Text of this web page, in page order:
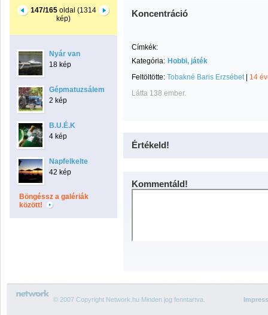
147/165 oldal (1314
kép)
Nyár van
18 kép
Gépmatuzsálem
2 kép
B.U.É.K
4 kép
Napfelkelte
42 kép
Böngéssz a galériák
között!
Koncentráció
Címkék:
Kategória: Hobbi, játék
Feltöltötte: Tobakné Baris Erzsébet| 14
Látta 138 ember.
Értékeld!
Kommentáld!
© 2007 Copyright Network.hu Minden jog fenntartva.